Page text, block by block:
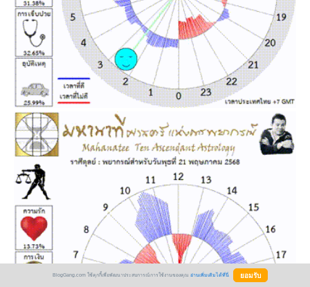
BlogGang.com ใช้คุกกี้เพื่อพัฒนาประสบการณ์การใช้งานของคุณ อ่านเพิ่มเติมได้ที่นี่